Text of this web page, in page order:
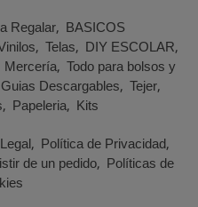
Regalar BASICOS
Telas DIY ESCOLAR
Mercería Todo para bolsos y
Descargables Tejer
Papeleria Kits
Política de Privacidad
de un pedido Políticas de